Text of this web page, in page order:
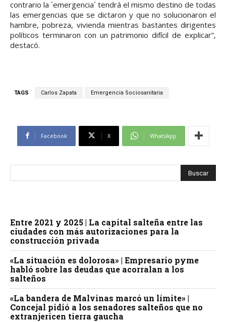
contrario la ´emergencia´ tendrá el mismo destino de todas
las emergencias que se dictaron y que no solucionaron el
hambre, pobreza, vivienda mientras bastantes dirigentes
políticos terminaron con un patrimonio difícil de explicar”,
destacó.
TAGS Carlos Zapata Emergencia Sociosanitaria
Facebook X WhatsApp
Entre 2021 y 2025 | La capital salteña entre las
ciudades con más autorizaciones para la
construcción privada
«La situación es dolorosa» | Empresario pyme
habló sobre las deudas que acorralan a los
salteños
«La bandera de Malvinas marcó un límite» |
Concejal pidió a los senadores salteños que no
extranjericen tierra gaucha